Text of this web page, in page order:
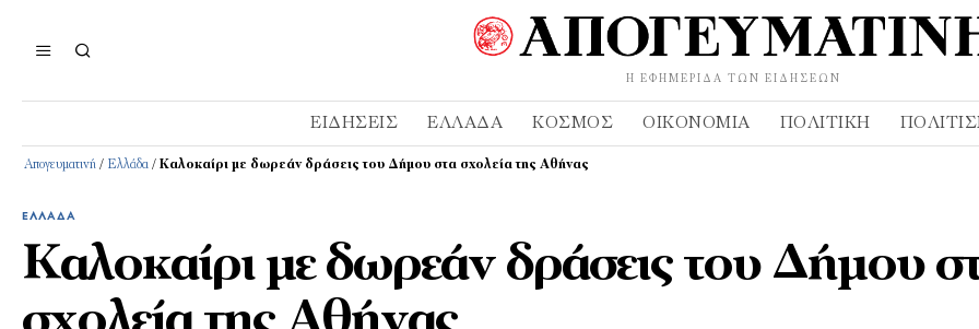
Η ΕΦΗΜΕΡΊΔΑ ΤΩΝ ΕΙΔΉΣΕΩΝ
ΕΙΔΉΣΕΙΣ ΕΛΛΆΔΑ ΚΌΣΜΟΣ ΟΙΚΟΝΟΜΊΑ ΠΟΛΙΤΙΚΉ
Απογευματινή / Ελλάδα / Καλοκαίρι με δωρεάν δράσεις του Δήμου στα σχολεία της Αθήνας
ΕΛΛΆΔΑ
Καλοκαίρι με δωρεάν δράσεις του Δήμου